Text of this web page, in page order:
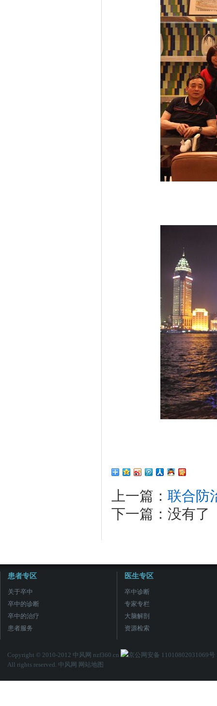
上一篇： 联合防
下一篇：没有了
患者专区
关于卒中
卒中的诊断
卒中的治疗
患者服务
医生专区
卒中诊断
专家专栏
大脑解剖
资源检索
Copyright © 2010-2012 中风网 nzf360.cn
京公网安备 11010802031069号
All rights reserved. 中风网 网站地图